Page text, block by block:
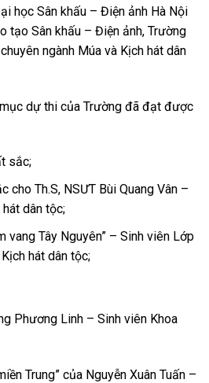
học Sân khấu – Điện ảnh Hà Nội
tạo Sân khấu – Điện ảnh, Trường
ngành Múa và Kịch hát dân
dự thi của Trường đã đạt được
sắc;
cho Th.S, NSƯT Bùi Quang Vân –
dân tộc;
vang Tây Nguyên” – Sinh viên Lớp
hát dân tộc;
Phương Linh – Sinh viên Khoa
Trung” của Nguyễn Xuân Tuấn –